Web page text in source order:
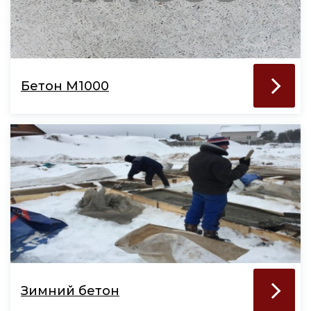
Бетон М1000
Зимний бетон